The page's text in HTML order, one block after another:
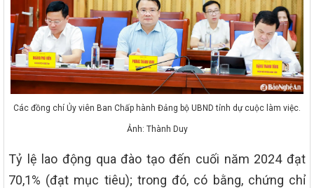
Các đồng chí Ủy viên Ban Chấp hành Đảng bộ UBND tỉnh dự cuộc làm việc.
Ảnh: Thành Duy
Tỷ lệ lao động qua đào tạo đến cuối năm 2024 đạt
70,1% (đạt mục tiêu); trong đó, có bằng, chứng chỉ